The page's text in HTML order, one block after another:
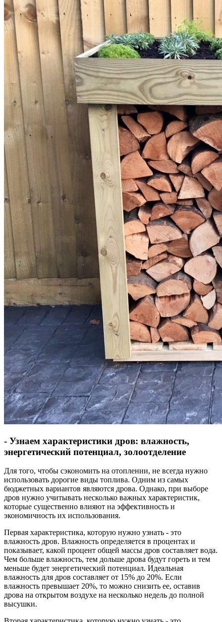
- Узнаем характеристики дров: влажность,
энергетический потенциал, золоотделение
Для того, чтобы сэкономить на отоплении, не всегда нужно
использовать дорогие виды топлива. Одним из самых
бюджетных вариантов являются дрова. Однако, при выборе
дров нужно учитывать несколько важных характеристик,
которые существенно влияют на эффективность и
экономичность их использования.
Первая характеристика, которую нужно узнать - это
влажность дров. Влажность определяется в процентах и
показывает, какой процент общей массы дров составляет вода.
Чем больше влажность, тем дольше дрова будут гореть и тем
меньше будет энергетический потенциал. Идеальная
влажность для дров составляет от 15% до 20%. Если
влажность превышает 20%, то можно снизить ее, оставив
дрова на открытом воздухе на несколько недель до полной
высушки.